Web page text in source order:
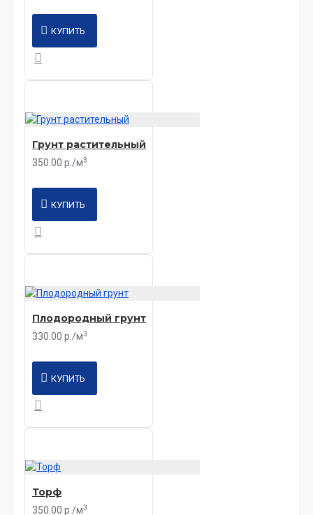
КУПИТЬ
Грунт растительный
350.00 р./м3
КУПИТЬ
Плодородный грунт
330.00 р./м3
КУПИТЬ
Торф
350.00 р./м3